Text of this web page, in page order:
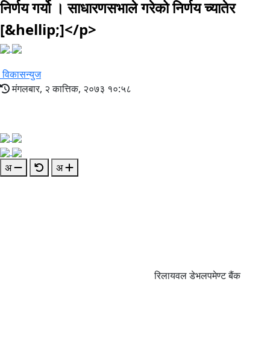
निर्णय गर्यो । साधारणसभाले गरेको निर्णय च्यातेर
[&hellip;]</p>
विकासन्युज
मंगलबार, २ कात्तिक, २०७३ १०:५८
अ अ
रिलायवल डेभलपमेण्ट बैंक